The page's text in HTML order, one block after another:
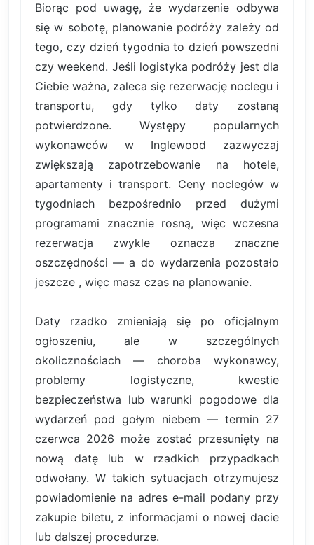
Biorąc pod uwagę, że wydarzenie odbywa
się w sobotę, planowanie podróży zależy od
tego, czy dzień tygodnia to dzień powszedni
czy weekend. Jeśli logistyka podróży jest dla
Ciebie ważna, zaleca się rezerwację noclegu i
transportu, gdy tylko daty zostaną
potwierdzone. Występy popularnych
wykonawców w Inglewood zazwyczaj
zwiększają zapotrzebowanie na hotele,
apartamenty i transport. Ceny noclegów w
tygodniach bezpośrednio przed dużymi
programami znacznie rosną, więc wczesna
rezerwacja zwykle oznacza znaczne
oszczędności — a do wydarzenia pozostało
jeszcze , więc masz czas na planowanie.
Daty rzadko zmieniają się po oficjalnym
ogłoszeniu, ale w szczególnych
okolicznościach — choroba wykonawcy,
problemy logistyczne, kwestie
bezpieczeństwa lub warunki pogodowe dla
wydarzeń pod gołym niebem — termin 27
czerwca 2026 może zostać przesunięty na
nową datę lub w rzadkich przypadkach
odwołany. W takich sytuacjach otrzymujesz
powiadomienie na adres e-mail podany przy
zakupie biletu, z informacjami o nowej dacie
lub dalszej procedurze.